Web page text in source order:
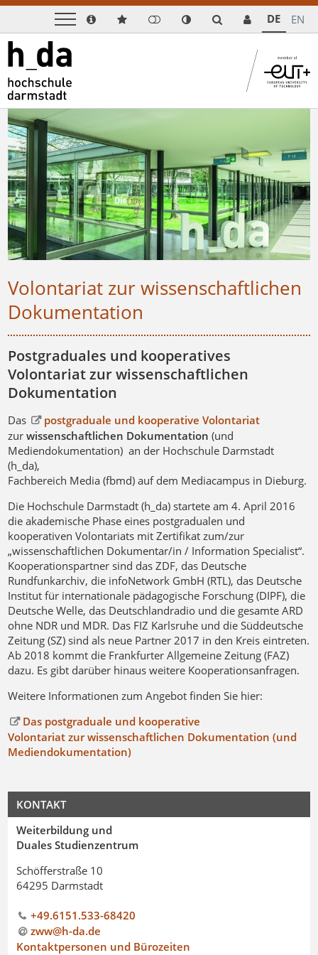
DE EN
Volontariat zur wissenschaftlichen
Dokumentation
Postgraduales und kooperatives
Volontariat zur wissenschaftlichen
Dokumentation
Das
postgraduale und kooperative Volontariat
zurwissenschaftlichen Dokumentation (und
Mediendokumentation) an der Hochschule Darmstadt
(h_da),
Fachbereich Media (fbmd) auf dem Mediacampus in Dieburg.
Die Hochschule Darmstadt (h_da) startete am 4. April 2016
die akademische Phase eines postgradualen und
kooperativen Volontariats mit Zertifikat zum/zur
„wissenschaftlichen Dokumentar/in / Information Specialist“.
Kooperationspartner sind das ZDF, das Deutsche
Rundfunkarchiv, die infoNetwork GmbH (RTL), das Deutsche
Institut für internationale pädagogische Forschung (DIPF), die
Deutsche Welle, das Deutschlandradio und die gesamte ARD
ohne NDR und MDR. Das FIZ Karlsruhe und die Süddeutsche
Zeitung (SZ) sind als neue Partner 2017 in den Kreis eintreten.
Ab 2018 kommt die Frankfurter Allgemeine Zeitung (FAZ)
dazu. Es gibt darüber hinaus weitere Kooperationsanfragen.
Weitere Informationen zum Angebot finden Sie hier:
Das postgraduale und kooperative
Volontariat zur wissenschaftlichen Dokumentation (und
Mediendokumentation)
KONTAKT
Weiterbildung und
Duales Studienzentrum
Schöfferstraße 10
64295 Darmstadt
+49.6151.533-68420
zww@h-da.de
Kontaktpersonen und Bürozeiten